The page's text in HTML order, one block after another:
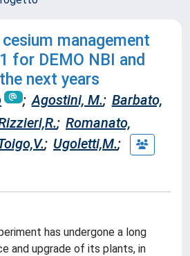
management
for DEMO NBI and
next years
; Agostini, M.; Barbato,
; Romanato,
; Ugoletti,M.;
has undergone a long
and upgrade of its plants, in